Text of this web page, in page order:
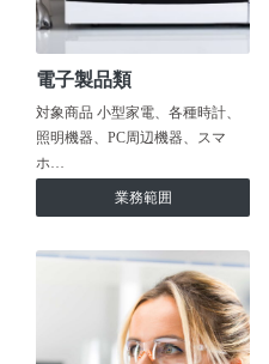
電子製品類
対象商品 小型家電、各種時計、
照明機器、PC周辺機器、スマ
ホ…
業務範囲